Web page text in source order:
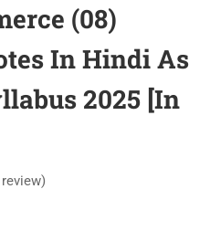
(08)
In Hindi As
2025 [In